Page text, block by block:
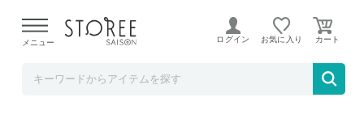
よる配送遅延が発生しております。
メニュー ログイン お気に入り
尾鷲の味ひもの 800ｇ